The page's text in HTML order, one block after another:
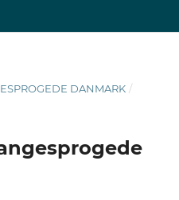
DANMARK /